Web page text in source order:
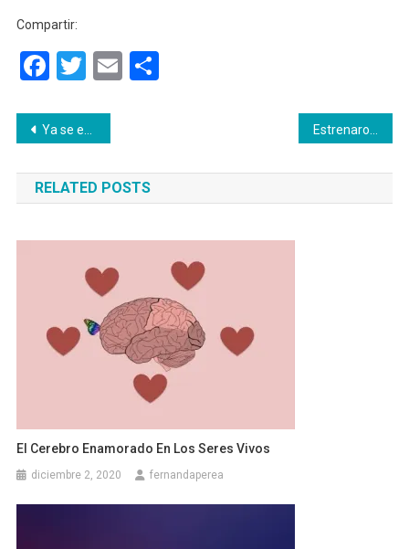
Compartir:
Facebook
Twitter
EmailCompartir
Navegación
de
entradas
Ya se estrenó Wandavision, es la primer serie televisiva de Marvel
RELATED POSTS
El Cerebro Enamorado En Los Seres Vivos
diciembre 2, 2020 fernandaperea